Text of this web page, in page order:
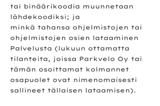
tai binäärikoodia muunnetaan
lähdekoodiksi; ja
minkä tahansa ohjelmistojen tai
ohjelmistojen osien lataaminen
Palvelusta (lukuun ottamatta
tilanteita, joissa Parkvelo Oy tai
tämän osoittamat kolmannet
osapuolet ovat nimenomaisesti
sallineet tällaisen lataamisen).